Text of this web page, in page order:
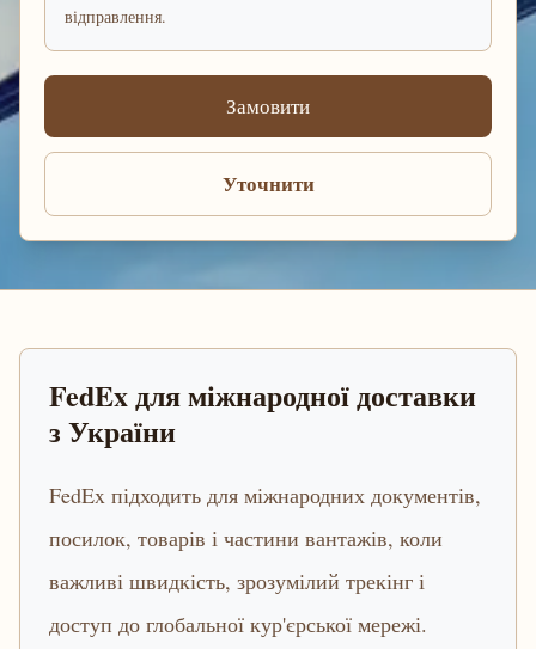
відправлення.
Замовити
Уточнити
FedEx для міжнародної доставки
з України
FedEx підходить для міжнародних документів,
посилок, товарів і частини вантажів, коли
важливі швидкість, зрозумілий трекінг і
доступ до глобальної кур'єрської мережі.